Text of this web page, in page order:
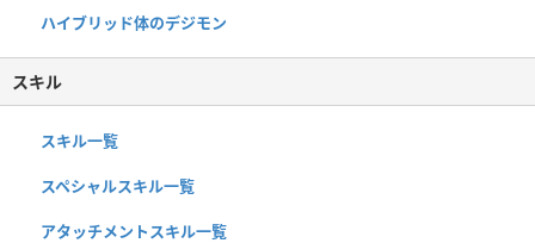
ハイブリッド体のデジモン
スキル
スキル一覧
スペシャルスキル一覧
アタッチメントスキル一覧